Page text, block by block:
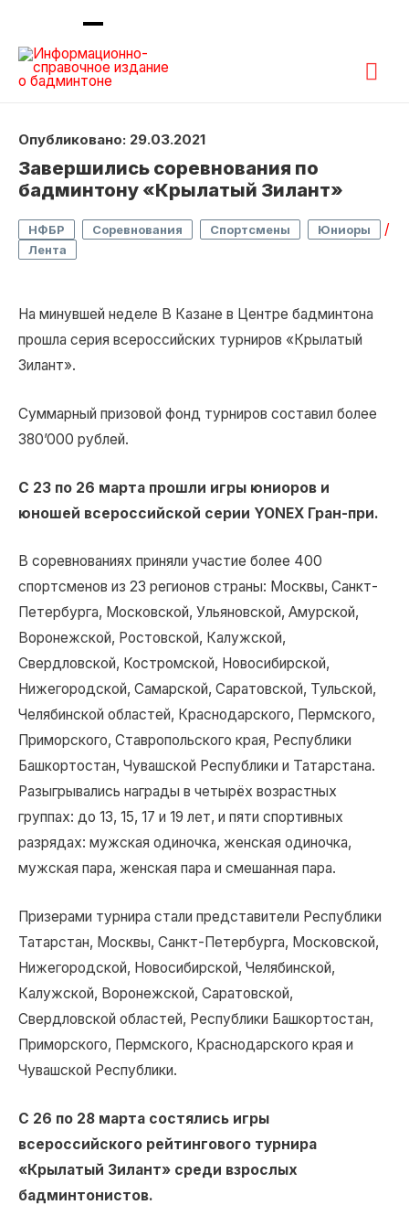
Опубликовано: 29.03.2021
Завершились соревнования по
бадминтону «Крылатый Зилант»
НФБР Соревнования Спортсмены Юниоры /
Лента
На минувшей неделе В Казане в Центре бадминтона
прошла серия всероссийских турниров «Крылатый
Зилант».
Суммарный призовой фонд турниров составил более
380’000 рублей.
С 23 по 26 марта прошли игры юниоров и
юношей всероссийской серии YONEX Гран-при.
В соревнованиях приняли участие более 400
спортсменов из 23 регионов страны: Москвы, Санкт-
Петербурга, Московской, Ульяновской, Амурской,
Воронежской, Ростовской, Калужской,
Свердловской, Костромской, Новосибирской,
Нижегородской, Самарской, Саратовской, Тульской,
Челябинской областей, Краснодарского, Пермского,
Приморского, Ставропольского края, Республики
Башкортостан, Чувашской Республики и Татарстана.
Разыгрывались награды в четырёх возрастных
группах: до 13, 15, 17 и 19 лет, и пяти спортивных
разрядах: мужская одиночка, женская одиночка,
мужская пара, женская пара и смешанная пара.
Призерами турнира стали представители Республики
Татарстан, Москвы, Санкт-Петербурга, Московской,
Нижегородской, Новосибирской, Челябинской,
Калужской, Воронежской, Саратовской,
Свердловской областей, Республики Башкортостан,
Приморского, Пермского, Краснодарского края и
Чувашской Республики.
С 26 по 28 марта состялись игры
всероссийского рейтингового турнира
«Крылатый Зилант» среди взрослых
бадминтонистов.